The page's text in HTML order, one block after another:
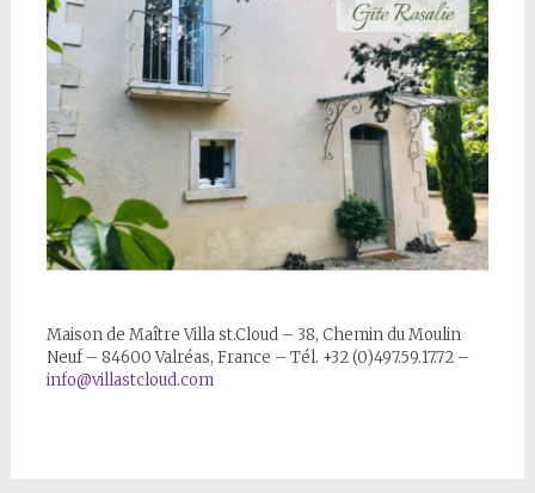
Maison de Maître Villa st.Cloud – 38, Chemin du Moulin
Neuf – 84600 Valréas, France – Tél. +32 (0)497.59.17.72 –
info@villastcloud.com